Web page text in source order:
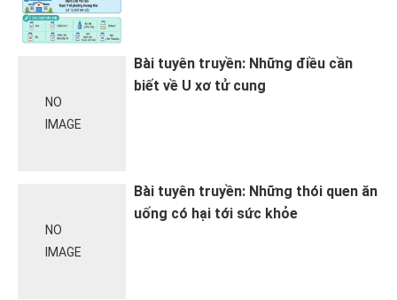
NO
IMAGE
Bài tuyên truyền: Những điều cần
biết về U xơ tử cung
NO
IMAGE
Bài tuyên truyền: Những thói quen ăn
uống có hại tới sức khỏe